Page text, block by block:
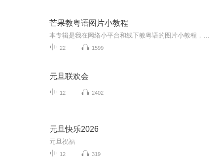
芒果教粤语图片小教程
22 1599
元旦联欢会
12 2402
元旦快乐2026
元旦祝福
12 319